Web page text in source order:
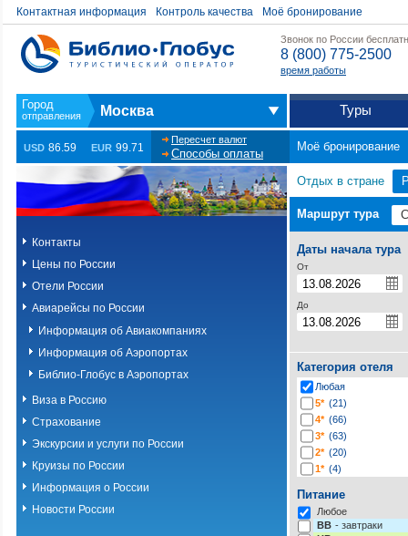
Контактная информация Контроль качества Моё бронирование
Звонок по России
8 (800) 775-2500
время работы
Москва Туры
USD 86.59 EUR 99.71
Пересчет валют
Способы оплаты
Моё бронирование
Контакты
Цены по России
Отели России
Авиарейсы по России
Информация об Авиакомпаниях
Информация об Аэропортах
Библио-Глобус в Аэропортах
Виза в Россию
Страхование
Экскурсии и услуги по России
Круизы по России
Информация о России
Новости России
Отдых в стране
Маршрут тура
Даты начала тура
От
До
Категория отеля
Любая
5* (21)
4* (66)
3* (63)
2* (20)
1* (4)
Питание
Любое
BB - завтраки